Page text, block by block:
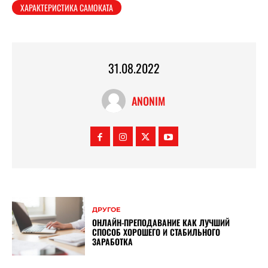
ХАРАКТЕРИСТИКА САМОКАТА
31.08.2022
ANONIM
ДРУГОЕ
ОНЛАЙН-ПРЕПОДАВАНИЕ КАК ЛУЧШИЙ
СПОСОБ ХОРОШЕГО И СТАБИЛЬНОГО
ЗАРАБОТКА